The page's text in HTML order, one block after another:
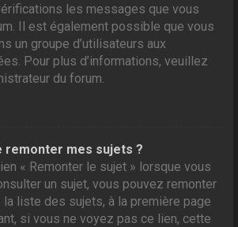
les messages que vous
Il est également possible que vous
un groupe d’utilisateurs aux
Pour plus d’informations, veuillez
du forum.
remonter mes sujets ?
« Remonter le sujet » lorsque vous
un sujet, vous pouvez remonter
la liste des sujets, à la première page
si vous ne voyez pas ce lien, cette